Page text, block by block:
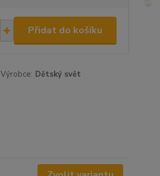
Přidat do košíku
Výrobce: Dětský svět